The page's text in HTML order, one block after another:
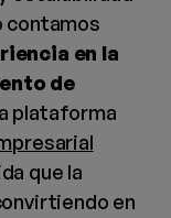
contamos
en la
de
plataforma
que la
en